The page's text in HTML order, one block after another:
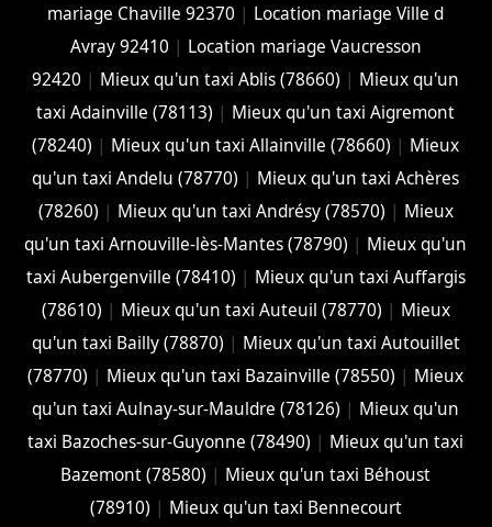
mariage Chaville 92370 | Location mariage Ville d
Avray 92410 | Location mariage Vaucresson
92420 | Mieux qu'un taxi Ablis (78660) | Mieux qu'un
taxi Adainville (78113) | Mieux qu'un taxi Aigremont
(78240) | Mieux qu'un taxi Allainville (78660) | Mieux
qu'un taxi Andelu (78770) | Mieux qu'un taxi Achères
(78260) | Mieux qu'un taxi Andrésy (78570) | Mieux
qu'un taxi Arnouville-lès-Mantes (78790) | Mieux qu'un
taxi Aubergenville (78410) | Mieux qu'un taxi Auffargis
(78610) | Mieux qu'un taxi Auteuil (78770) | Mieux
qu'un taxi Bailly (78870) | Mieux qu'un taxi Autouillet
(78770) | Mieux qu'un taxi Bazainville (78550) | Mieux
qu'un taxi Aulnay-sur-Mauldre (78126) | Mieux qu'un
taxi Bazoches-sur-Guyonne (78490) | Mieux qu'un taxi
Bazemont (78580) | Mieux qu'un taxi Béhoust
(78910) | Mieux qu'un taxi Bennecourt